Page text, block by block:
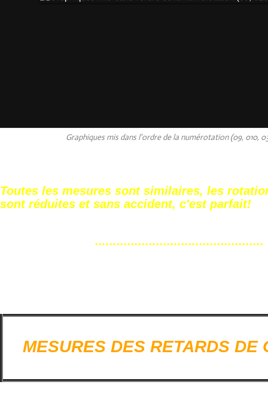
Graphiques mis dans l'ordre de la numérotation (09, 010,
Toutes les mesures sont similaires, les
sont réduites et sans accident, c'est parfait!
...............................................
MESURES DES RETARDS DE